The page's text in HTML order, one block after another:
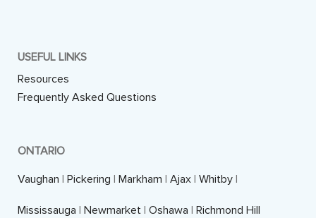
USEFUL LINKS
Resources
Frequently Asked Questions
ONTARIO
Vaughan | Pickering | Markham | Ajax | Whitby |
Mississauga | Newmarket | Oshawa | Richmond Hill